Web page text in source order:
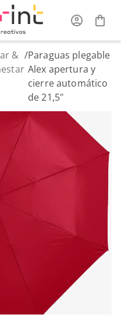
& /Paraguas plegable
Alex apertura y
cierre automático
de 21,5"